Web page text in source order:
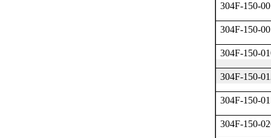
304F-150-
304F-150-
304F-150-
304F-150-
304F-150-
304F-150-